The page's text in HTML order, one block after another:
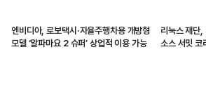
엔비디아, 로보택시·자율주행차용 개방형
모델 ‘알파마요 2 슈퍼’ 상업적 이용 가능
리눅스 재단,
소스 서밋 코